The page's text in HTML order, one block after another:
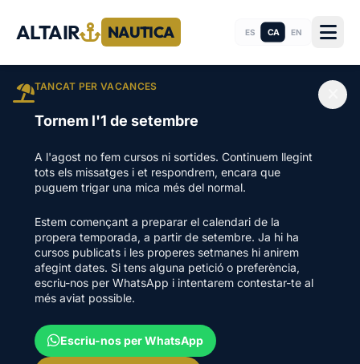
ALTAIR NAUTICA ES CA EN
TANCAT PER VACANCES
Tornem l'1 de setembre
A l'agost no fem cursos ni sortides. Continuem llegint
tots els missatges i et respondrem, encara que
puguem trigar una mica més del normal.
Estem començant a preparar el calendari de la
propera temporada, a partir de setembre. Ja hi ha
cursos publicats i les properes setmanes hi anirem
afegint dates. Si tens alguna petició o preferència,
escriu-nos per WhatsApp i intentarem contestar-te al
més aviat possible.
Escriu-nos per WhatsApp